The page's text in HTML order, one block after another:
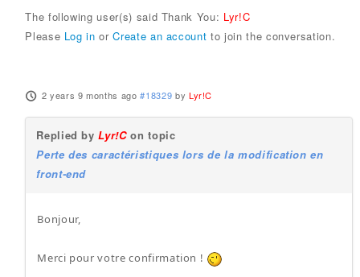
The following user(s) said Thank You: Lyr!C
Please Log in orCreate an account to join the conversation.
2 years 9 months ago #18329 by Lyr!C
Replied byLyr!Con topic
Perte des caractéristiques lors de la modification en
front-end
Bonjour,
Merci pour votre confirmation !